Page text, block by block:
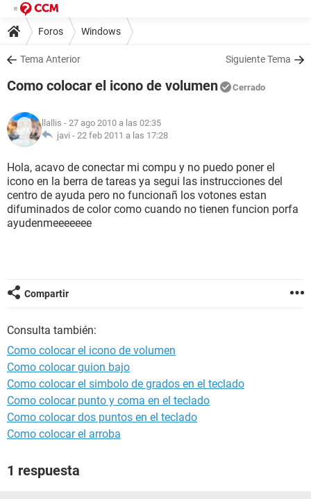
Foros Windows
Tema Anterior Siguiente Tema
Como colocar el icono de volumen Cerrado
llallis - 27 ago 2010 a las 02:35
javi - 22 feb 2011 a las 17:28
Hola, acavo de conectar mi compu y no puedo poner el
icono en la berra de tareas ya segui las instrucciones del
centro de ayuda pero no funcionañ los votones estan
difuminados de color como cuando no tienen funcion porfa
ayudenmeeeeeee
Compartir
Consulta también:
Como colocar el icono de volumen
Como colocar guion bajo
Como colocar el simbolo de grados en el teclado
Como colocar punto y coma en el teclado
Como colocar dos puntos en el teclado
Como colocar el arroba
1 respuesta